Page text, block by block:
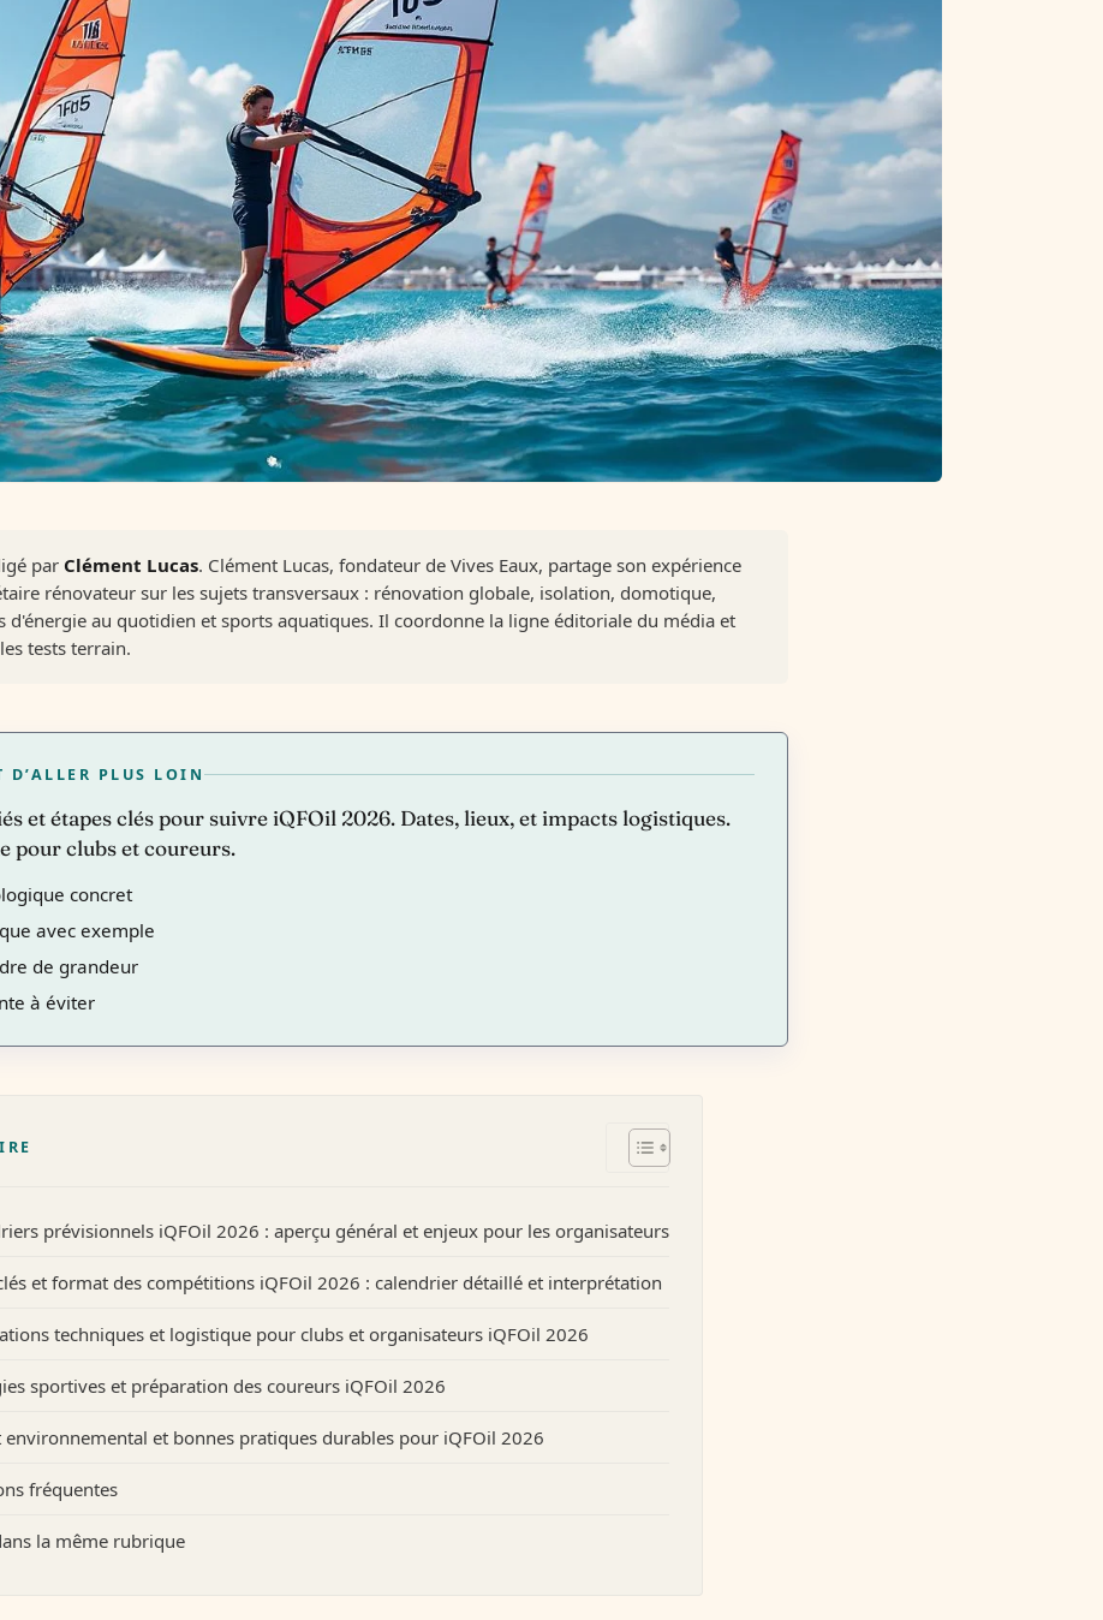
par Clément Lucas. Clément Lucas, fondateur de Vives Eaux, partage son expérience
rénovateur sur les sujets transversaux : rénovation globale, isolation, domotique,
d'énergie au quotidien et sports aquatiques. Il coordonne la ligne éditoriale du média et
tests terrain.
D’ALLER PLUS LOIN
et étapes clés pour suivre iQFOil 2026. Dates, lieux, et impacts logistiques.
pour clubs et coureurs.
concret
avec exemple
de grandeur
à éviter
prévisionnels iQFOil 2026 : aperçu général et enjeux pour les organisateurs
et format des compétitions iQFOil 2026 : calendrier détaillé et interprétation
techniques et logistique pour clubs et organisateurs iQFOil 2026
sportives et préparation des coureurs iQFOil 2026
environnemental et bonnes pratiques durables pour iQFOil 2026
fréquentes
la même rubrique